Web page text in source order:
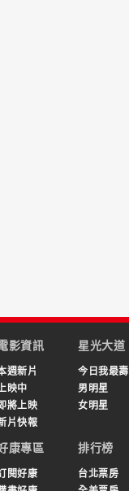
影資訊
週新片
映中
將上映
片快報
星光大道
今日我最壽
男明星
女明星
康專區
閱好康
排行榜
台北票房